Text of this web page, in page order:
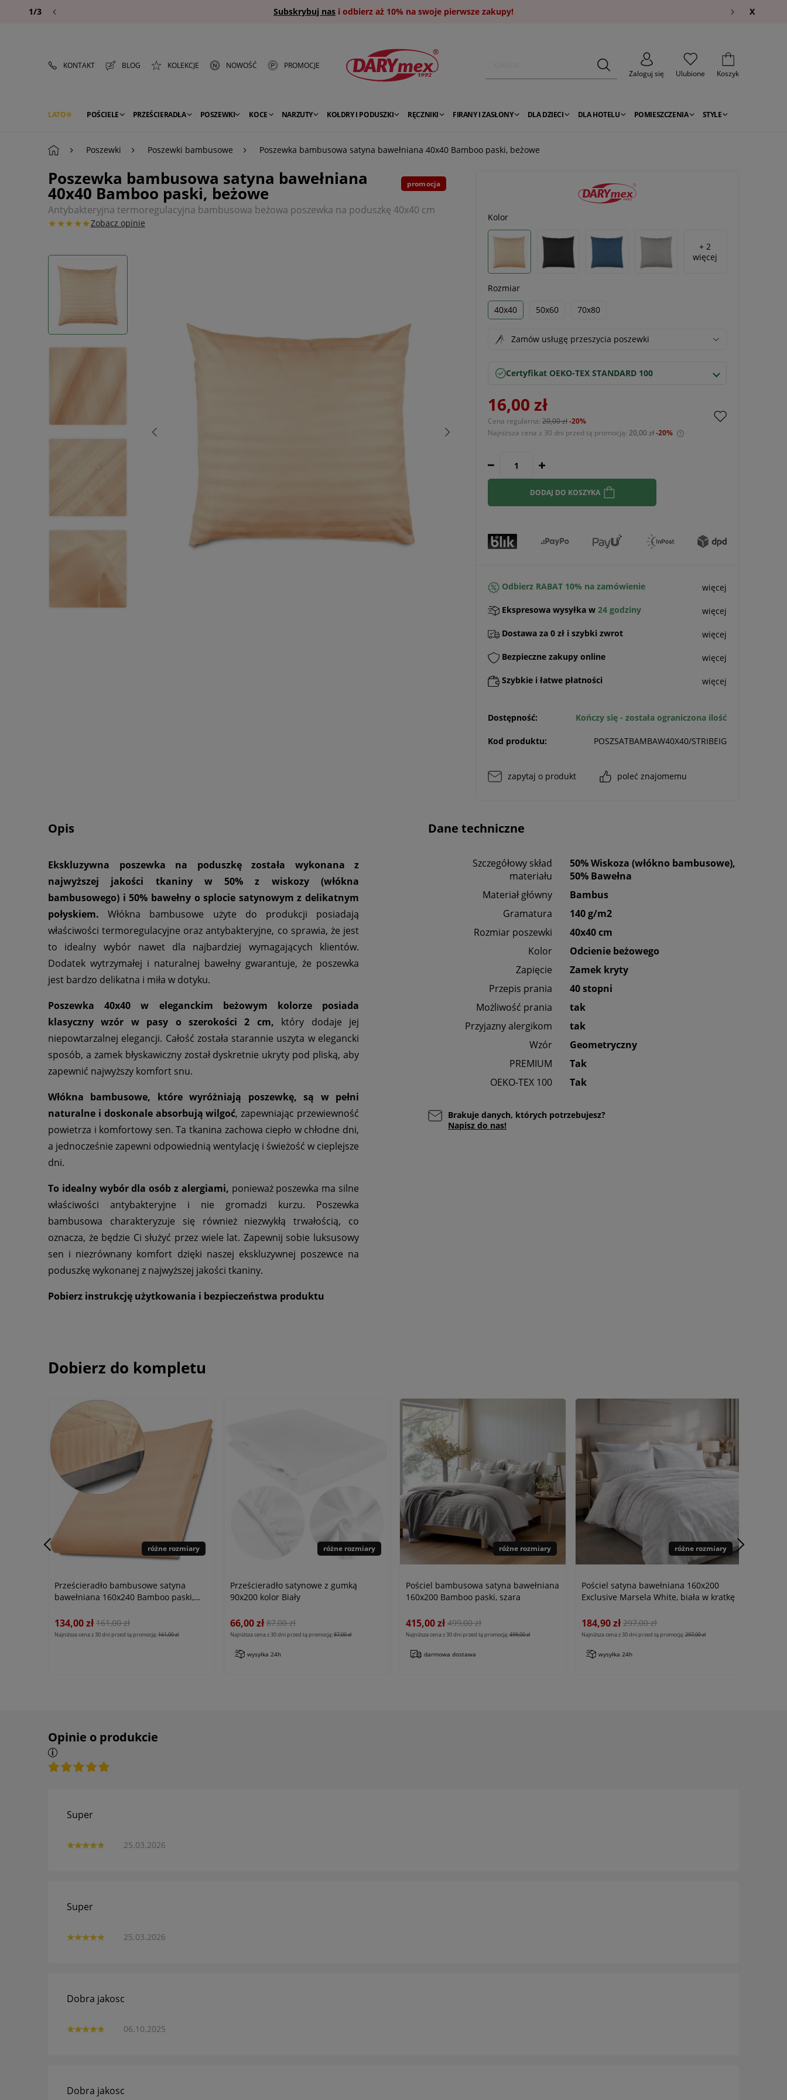
Subskrybuj nas i odbierz aż 10% na swoje pierwsze zakupy!
1/3 X
KONTAKT BLOG KOLEKCJE NOWOŚĆ
PROMOCJE
Zaloguj się
Ulubione Koszyk
LATO POŚCIELE PRZEŚCIERADŁA POSZEWKI KOCE NARZUTY KOŁDRY I PODUSZKI RĘCZNIKI FIRANY I ZASŁONY DLA DZIECI DLA HOTELU POMIESZCZENIA STYLE
Poszewki Poszewki bambusowe Poszewka bambusowa satyna bawełniana 40x40 Bamboo paski, beżowe
Poszewka bambusowa satyna bawełniana
40x40 Bamboo paski, beżowe
Antybakteryjna termoregulacyjna bambusowa beżowa poszewka na poduszkę 40x40 cm
★★★★★Zobacz opinie
promocja
Kolor
+ 2
więcej
Rozmiar
40x40
50x60 70x80
Zamów usługę przeszycia poszewki
Certyfikat OEKO-TEX STANDARD 100
16,00 zł
Cena regularna: 20,00 zł-20%
Najniższa cena z 30 dni przed tą promocją: 20,00 zł-20%
30 dni, wyświetlana jest najniższa cena od
momentu, kiedy produkt pojawił się w
sprzedaży.
DODAJ DO KOSZYKA
Odbierz RABAT 10% na zamówienie więcej
Ekspresowa wysyłka w 24 godziny więcej
Dostawa za 0 zł i szybki zwrot więcej
Bezpieczne zakupy online więcej
Szybkie i łatwe płatności więcej
Dostępność: Kończy się - została ograniczona ilość
Kod produktu: POSZSATBAMBAW40X40/STRIBEIG
zapytaj o produkt poleć znajomemu
Opis
Ekskluzywna poszewka na poduszkę została wykonana z
najwyższej jakości tkaniny w 50% z wiskozy (włókna
bambusowego) i 50% bawełny o splocie satynowym z delikatnym
połyskiem. Włókna bambusowe użyte do produkcji posiadają
właściwości termoregulacyjne oraz antybakteryjne, co sprawia, że jest
to idealny wybór nawet dla najbardziej wymagających klientów.
Dodatek wytrzymałej i naturalnej bawełny gwarantuje, że poszewka
jest bardzo delikatna i miła w dotyku.
Poszewka 40x40 w eleganckim beżowym kolorze posiada
klasyczny wzór w pasy o szerokości 2 cm, który dodaje jej
niepowtarzalnej elegancji. Całość została starannie uszyta w elegancki
sposób, a zamek błyskawiczny został dyskretnie ukryty pod pliską, aby
zapewnić najwyższy komfort snu.
Włókna bambusowe, które wyróżniają poszewkę, są w pełni
naturalne i doskonale absorbują wilgoć, zapewniając przewiewność
powietrza i komfortowy sen. Ta tkanina zachowa ciepło w chłodne dni,
a jednocześnie zapewni odpowiednią wentylację i świeżość w cieplejsze
dni.
To idealny wybór dla osób z alergiami, ponieważ poszewka ma silne
właściwości antybakteryjne i nie gromadzi kurzu. Poszewka
bambusowa charakteryzuje się również niezwykłą trwałością, co
oznacza, że będzie Ci służyć przez wiele lat. Zapewnij sobie luksusowy
sen i niezrównany komfort dzięki naszej ekskluzywnej poszewce na
poduszkę wykonanej z najwyższej jakości tkaniny.
Pobierz instrukcję użytkowania i bezpieczeństwa produktu
Dane techniczne
Szczegółowy skład
materiału
50% Wiskoza (włókno bambusowe),
50% Bawełna
Materiał główny
Bambus
Gramatura
140 g/m2
Rozmiar poszewki
40x40 cm
Kolor
Odcienie beżowego
Zapięcie
Zamek kryty
Przepis prania
40 stopni
Możliwość prania
tak
Przyjazny alergikom
tak
Wzór
Geometryczny
PREMIUM
Tak
OEKO-TEX 100
Tak
Brakuje danych, których potrzebujesz?
Napisz do nas!
Dobierz do kompletu
różne rozmiary
Prześcieradło bambusowe satyna
bawełniana 160x240 Bamboo paski,
134,00 zł 161,00 zł
Najniższa cena z 30 dni przed tą promocją:161,00 zł
różne rozmiary
Prześcieradło satynowe z gumką
90x200 kolor Biały
66,00 zł 87,00 zł
Najniższa cena z 30 dni przed tą promocją:87,00 zł
wysyłka 24h
różne rozmiary
Pościel bambusowa satyna bawełniana
160x200 Bamboo paski, szara
415,00 zł 499,00 zł
Najniższa cena z 30 dni przed tą promocją:499,00 zł
darmowa dostawa
różne rozmiary
Pościel satyna bawełniana 160x200
Exclusive Marsela White, biała w kratkę
184,90 zł 297,00 zł
Najniższa cena z 30 dni przed tą promocją:297,00 zł
wysyłka 24h
Opinie o produkcie
25.03.2026
Super
25.03.2026
Super
06.10.2025
Dobra jakosc
Dobra jakosc